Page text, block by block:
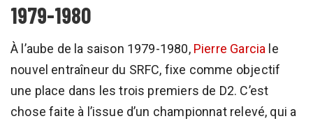
1979-1980
À l’aube de la saison 1979-1980, Pierre Garcia le
nouvel entraîneur du SRFC, fixe comme objectif
une place dans les trois premiers de D2. C’est
chose faite à l’issue d’un championnat relevé, qui a